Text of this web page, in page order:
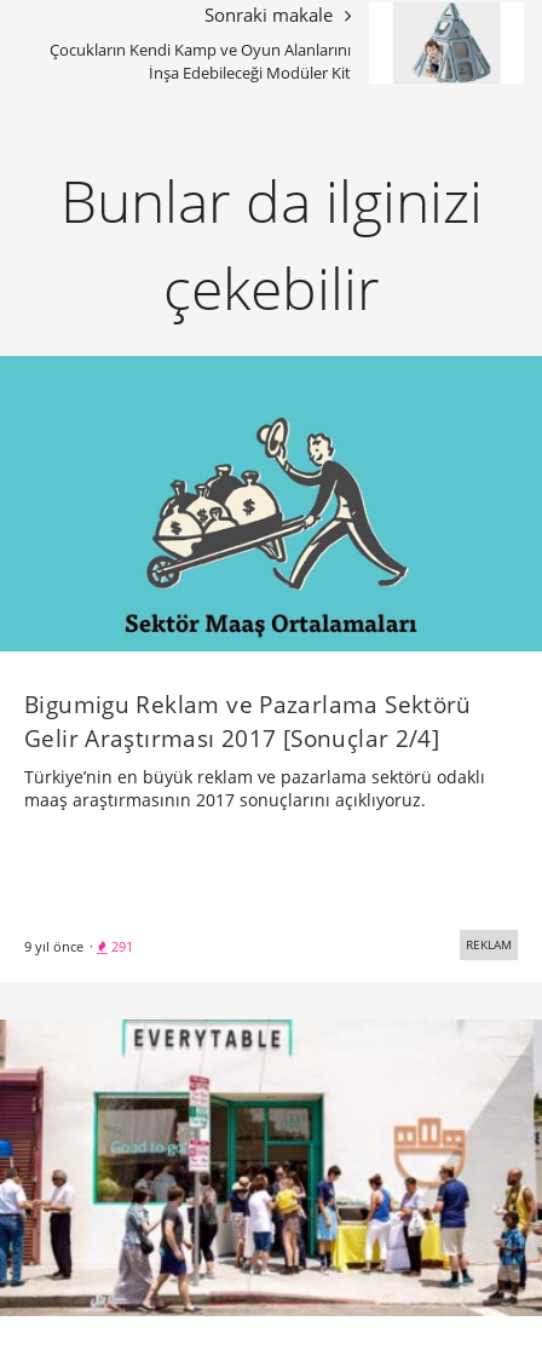
Sonraki makale
Çocukların Kendi Kamp ve Oyun Alanlarını
İnşa Edebileceği Modüler Kit
Bunlar da ilginizi
çekebilir
Bigumigu Reklam ve Pazarlama Sektörü
Gelir Araştırması 2017 [Sonuçlar 2/4]
Türkiye’nin en büyük reklam ve pazarlama sektörü odaklı
maaş araştırmasının 2017 sonuçlarını açıklıyoruz.
9 yıl önce · 291 REKLAM